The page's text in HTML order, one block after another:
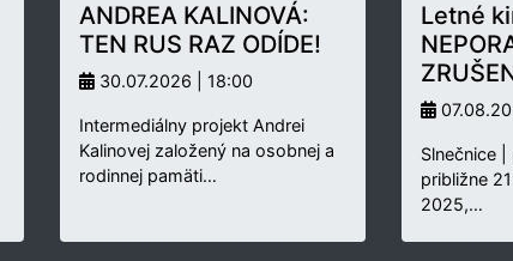
ANDREA KALINOVÁ:
TEN RUS RAZ ODÍDE!
30.07.2026 | 18:00
Intermediálny projekt Andrei
Kalinovej založený na osobnej a
rodinnej pamäti…
Letné
Slnečnice
približne
2025,…